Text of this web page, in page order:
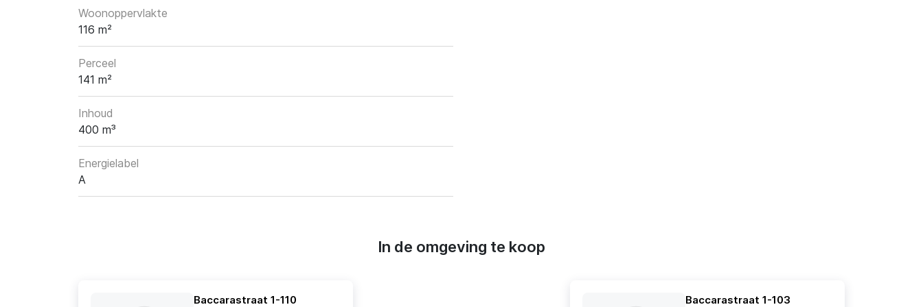
Woonoppervlakte
116 m²
Perceel
141 m²
Inhoud
400 m³
Energielabel
A
In de omgeving te koop
Baccarastraat 1-110 Baccarastraat 1-103